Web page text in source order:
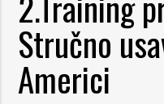
Stručno
Americi